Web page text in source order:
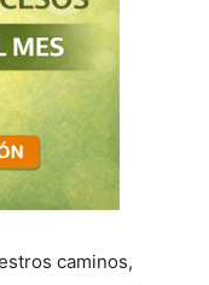
caminos,